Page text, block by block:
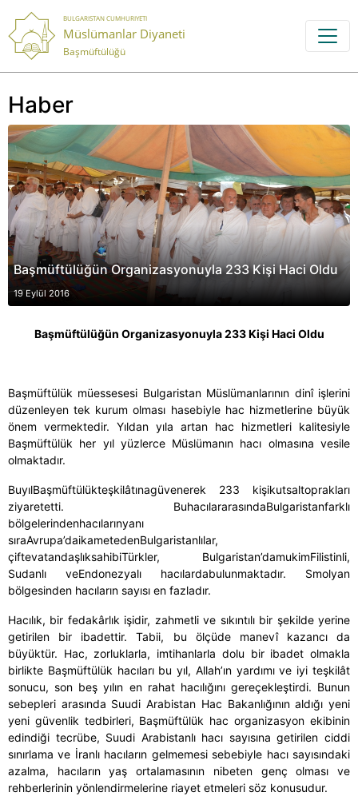
BULGARISTAN CUMHURIYETI
Müslümanlar Diyaneti
Başmüftülüğü
Haber
Başmüftülüğün Organizasyonuyla 233 Kişi Haci Oldu
19 Eylül 2016
Başmüftülüğün Organizasyonuyla233 Kişi Haci Oldu
Başmüftülük müessesesi Bulgaristan Müslümanlarının dinî işlerini
düzenleyen tek kurum olması hasebiyle hac hizmetlerine büyük
önem vermektedir. Yıldan yıla artan hac hizmetleri kalitesiyle
Başmüftülük her yıl yüzlerce Müslümanın hacı olmasına vesile
olmaktadır.
BuyılBaşmüftülükteşkilâtınagüvenerek 233 kişikutsaltoprakları
ziyaretetti. BuhacılararasındaBulgaristanfarklı
bölgelerindenhacılarınyanı
sıraAvrupa’daikametedenBulgaristanlılar,
çiftevatandaşlıksahibiTürkler, Bulgaristan’damukimFilistinli,
Sudanlı veEndonezyalı hacılardabulunmaktadır. Smolyan
bölgesinden hacıların sayısı en fazladır.
Hacılık, bir fedakârlık işidir, zahmetli ve sıkıntılı bir şekilde yerine
getirilen bir ibadettir. Tabii, bu ölçüde manevî kazancı da
büyüktür. Hac, zorluklarla, imtihanlarla dolu bir ibadet olmakla
birlikte Başmüftülük hacıları bu yıl, Allah’ın yardımı ve iyi teşkilât
sonucu, son beş yılın en rahat hacılığını gereçekleştirdi. Bunun
sebepleri arasında Suudi Arabistan Hac Bakanlığının aldığı yeni
yeni güvenlik tedbirleri, Başmüftülük hac organizasyon ekibinin
edindiği tecrübe, Suudi Arabistanlı hacı sayısına getirilen ciddi
sınırlama ve İranlı hacıların gelmemesi sebebiyle hacı sayısındaki
azalma, hacıların yaş ortalamasının nibeten genç olması ve
rehberlerinin yönlendirmelerine riayet etmeleri söz konusudur.